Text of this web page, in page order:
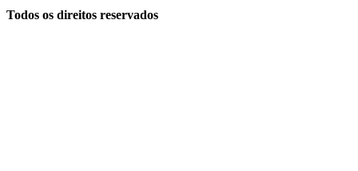
Todos os direitos reservados